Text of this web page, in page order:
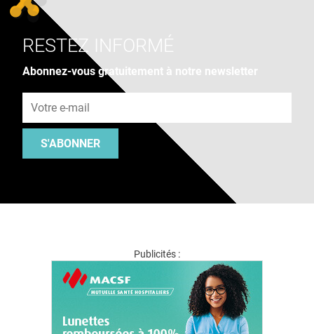
RESTEZ INFORMÉ
Abonnez-vous gratuitement à notre newsletter
S'ABONNER
Publicités :